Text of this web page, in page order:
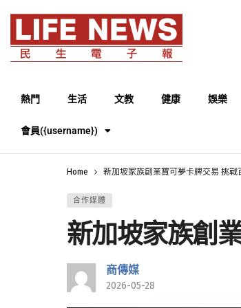
熱門 生活 文教 健康 娛樂
會員({username})
Home 新加坡家族創業寶可夢卡牌交易 挑戰
合作媒體
新加坡家族創
商傳媒
2026-05-28